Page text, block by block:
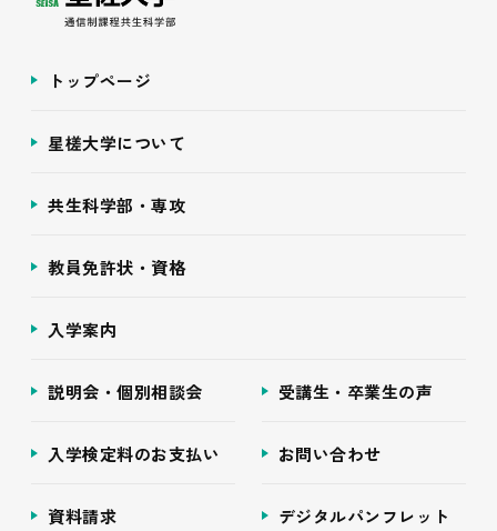
トップページ
星槎大学について
共生科学部・専攻
教員免許状・資格
入学案内
説明会・個別相談会 受講生・卒業生の声
入学検定料のお支払い お問い合わせ
資料請求 デジタルパンフレット